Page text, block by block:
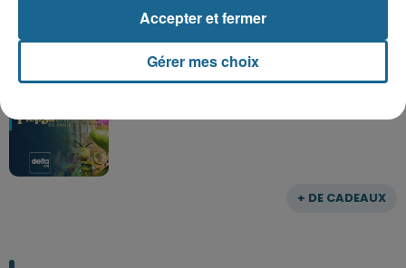
+ DE CADEAUX
Gagnez vos entrées pour Plopsaland
Gérer mes choix
Accepter et fermer